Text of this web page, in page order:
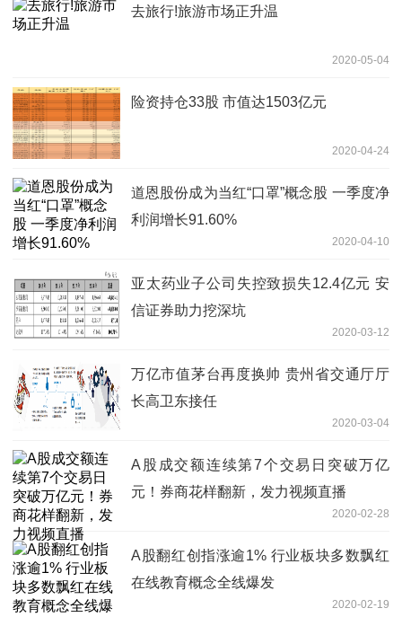
去旅行!旅游市场正升温
2020-05-04
险资持仓33股 市值达1503亿元
2020-04-24
道恩股份成为当红“口罩”概念股 一季度净
利润增长91.60%
2020-04-10
亚太药业子公司失控致损失12.4亿元 安
信证券助力挖深坑
2020-03-12
万亿市值茅台再度换帅 贵州省交通厅厅
长高卫东接任
2020-03-04
A股成交额连续第7个交易日突破万亿
元！券商花样翻新，发力视频直播
2020-02-28
A股翻红创指涨逾1% 行业板块多数飘红
在线教育概念全线爆发
2020-02-19